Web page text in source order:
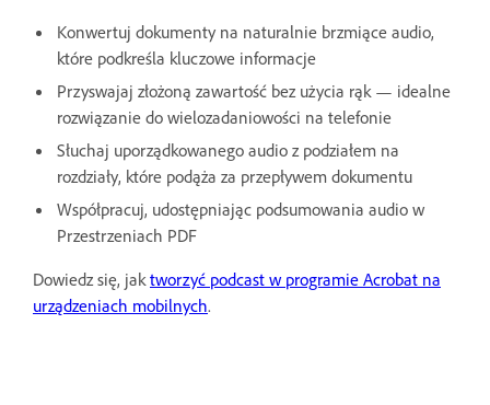
Konwertuj dokumenty na naturalnie brzmiące audio,
które podkreśla kluczowe informacje
Przyswajaj złożoną zawartość bez użycia rąk — idealne
rozwiązanie do wielozadaniowości na telefonie
Słuchaj uporządkowanego audio z podziałem na
rozdziały, które podąża za przepływem dokumentu
Współpracuj, udostępniając podsumowania audio w
Przestrzeniach PDF
Dowiedz się, jak tworzyć podcast w programie Acrobat na
urządzeniach mobilnych.